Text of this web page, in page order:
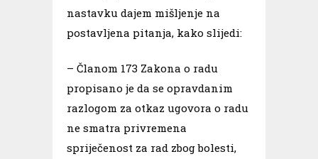
nastavku dajem mišljenje na
postavljena pitanja, kako slijedi:
– Članom 173 Zakona o radu
propisano je da se opravdanim
razlogom za otkaz ugovora o radu
ne smatra privremena
spriječenost za rad zbog bolesti,